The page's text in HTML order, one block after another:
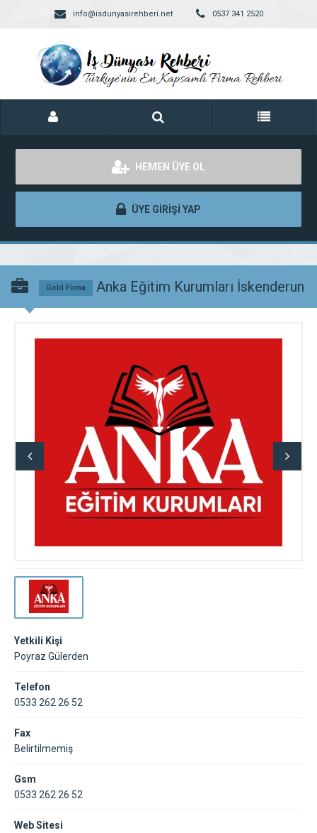
info@isdunyasirehberi.net 0537 341 2520
HEMEN ÜYE OL
ÜYE GİRİŞİ YAP
Gold Firma Anka Eğitim Kurumları İskenderun
Yetkili Kişi
Poyraz Gülerden
Telefon
0533 262 26 52
Fax
Belirtilmemiş
Gsm
0533 262 26 52
Web Sitesi